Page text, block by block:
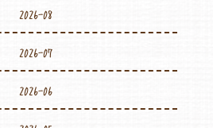
2026-08
2026-07
2026-06